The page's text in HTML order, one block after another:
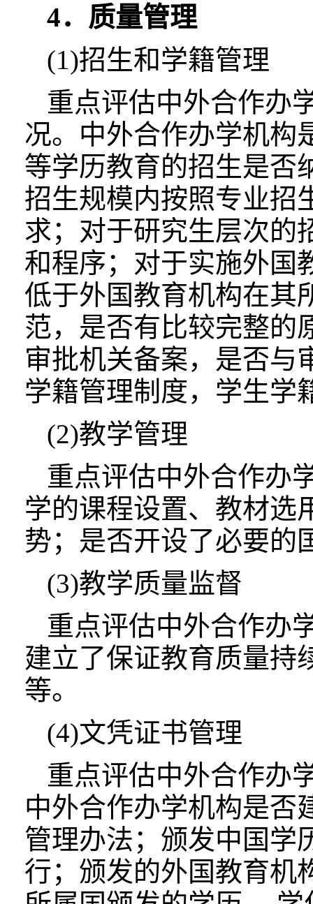
4．质量管理
(1)招生和学籍管理
重点评估中外合作办
况。中外合作办学机构
等学历教育的招生是否
招生规模内按照专业招
求；对于研究生层次的
和程序；对于实施外国
低于外国教育机构在其
范，是否有比较完整的
审批机关备案，是否与
学籍管理制度，学生学
(2)教学管理
重点评估中外合作办
学的课程设置、教材选
势；是否开设了必要的
(3)教学质量监督
重点评估中外合作办
建立了保证教育质量持
等。
(4)文凭证书管理
重点评估中外合作办
中外合作办学机构是否
管理办法；颁发中国学
行；颁发的外国教育机